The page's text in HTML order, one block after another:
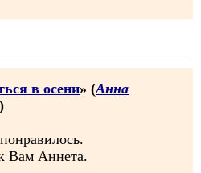
в осени» (Анна
)
Вам Аннета.